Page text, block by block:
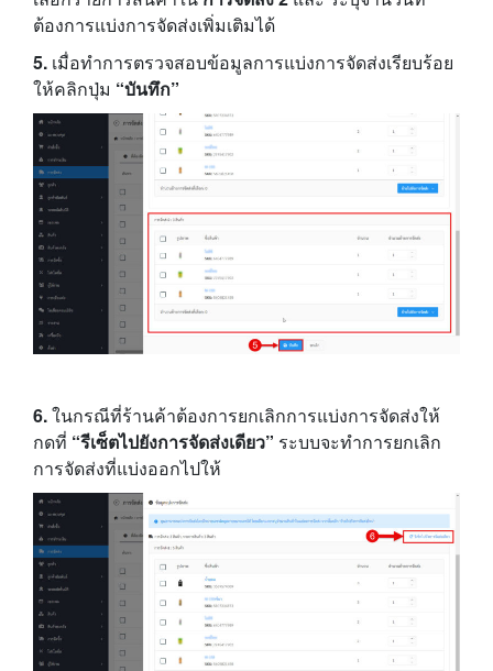
ต้องการแบ่งการจัดส่งเพิ่มเติมได้
5. เมื่อทำการตรวจสอบข้อมูลการแบ่งการจัดส่งเรียบร้อย
ให้คลิกปุ่ม “บันทึก”
6.ในกรณีที่ร้านค้าต้องการยกเลิกการแบ่งการจัดส่งให้
กดที่ “รีเซ็ตไปยังการจัดส่งเดียว” ระบบจะทำการยกเลิก
การจัดส่งที่แบ่งออกไปให้